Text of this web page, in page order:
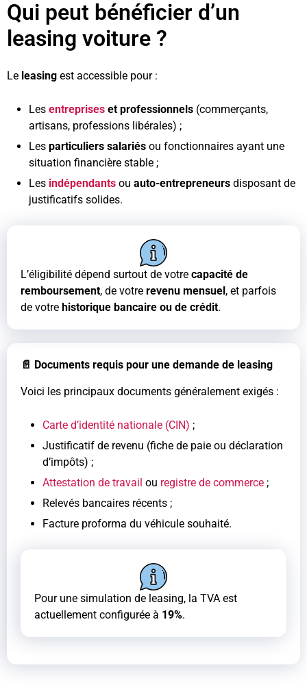
Qui peut bénéficier d’un
leasing voiture ?
Le leasing est accessible pour :
Les entreprises et professionnels (commerçants,
artisans, professions libérales) ;
Les particuliers salariés ou fonctionnaires ayant une
situation financière stable ;
Les indépendants ou auto-entrepreneurs disposant de
justificatifs solides.
L’éligibilité dépend surtout de votre capacité de
remboursement, de votre revenu mensuel, et parfois
de votre historique bancaire ou de crédit.
📄 Documents requis pour une demande de leasing
Voici les principaux documents généralement exigés :
Carte d’identité nationale (CIN) ;
Justificatif de revenu (fiche de paie ou déclaration
d’impôts) ;
Attestation de travail ou registre de commerce ;
Relevés bancaires récents ;
Facture proforma du véhicule souhaité.
Pour une simulation de leasing, la TVA est
actuellement configurée à 19%.